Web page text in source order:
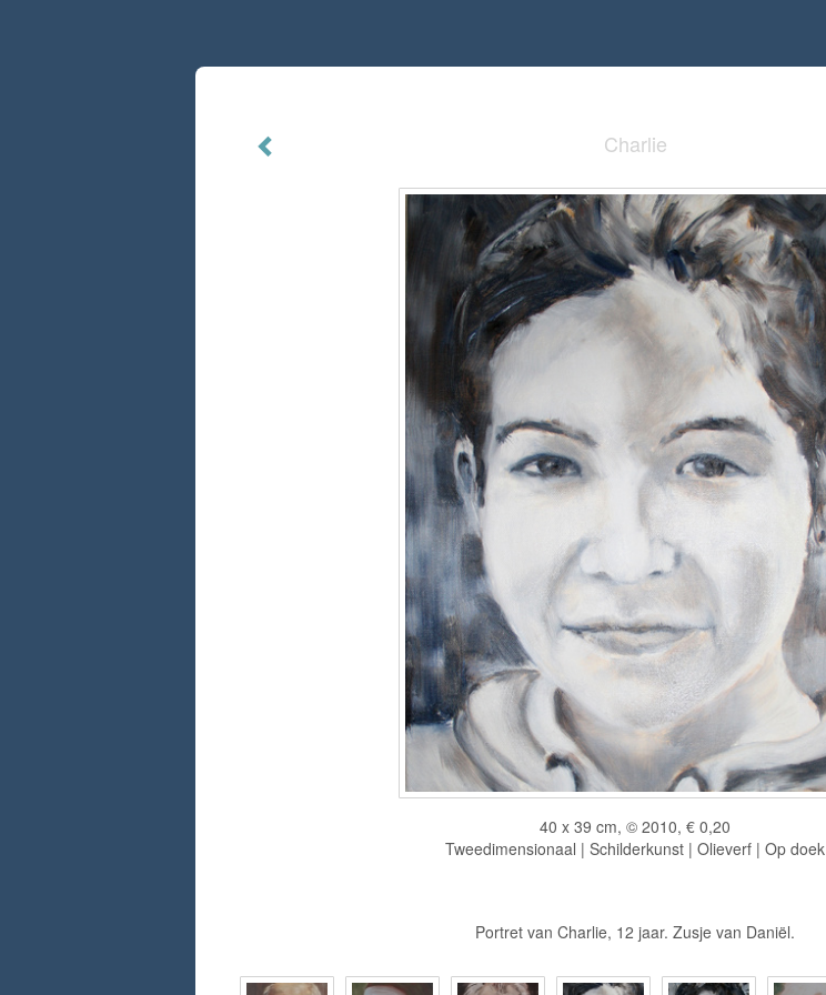
Charlie
40 x 39 cm, © 2010, € 0,20
Tweedimensionaal | Schilderkunst | Olieverf | Op doek
Portret van Charlie, 12 jaar. Zusje van Daniël.